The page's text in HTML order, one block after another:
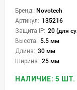
Бренд: Novotech
Артикул: 135216
Защита IP: 20 (для
Высота: 5.5 мм
Длина: 30 мм
Ширина: 25 мм
НАЛИЧИЕ: 5 ШТ.